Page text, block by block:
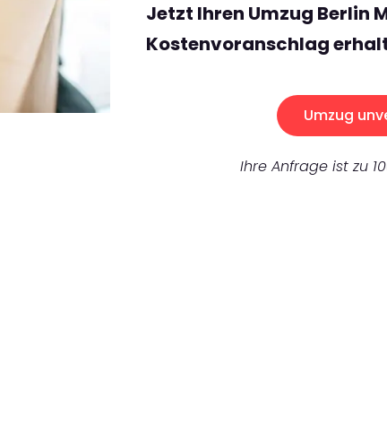
Jetzt Ihren Umzug Berlin
Kostenvoranschlag
Umzug
Ihre Anfrage ist zu